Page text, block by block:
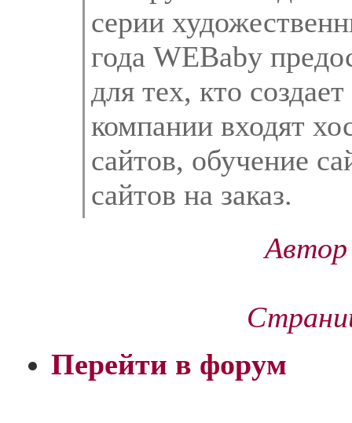
серии
года WEBaby
для тех, кто
компании входят
сайтов, обучение
сайтов на заказ.
Автор
Перейти в форум